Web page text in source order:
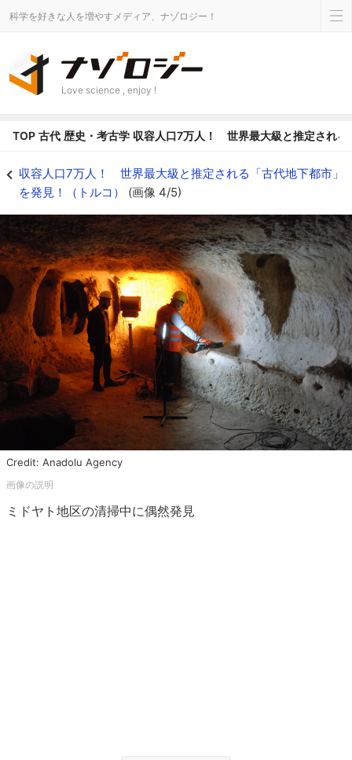
科学を好きな人を増やすメディア、ナゾロジー！
Love science , enjoy !
TOP 古代 歴史・考古学 収容人口7万人！ 世界最大級と推定される
収容人口7万人！ 世界最大級と推定される「古代地下都市」
を発見！（トルコ） (画像 4/5)
Credit: Anadolu Agency
ミドヤト地区の清掃中に偶然発見